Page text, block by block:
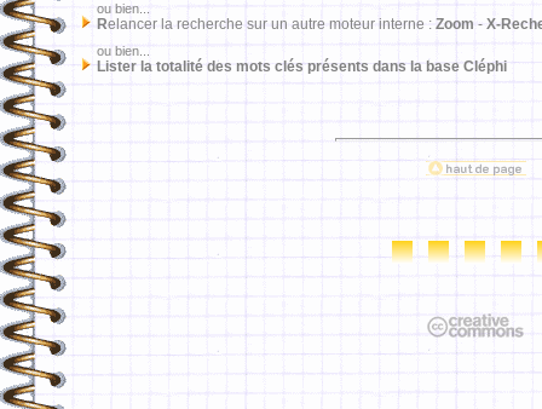
ou bien...
Relancer la recherche sur un autre moteur interne : Zoom - X-
ou bien...
Lister la totalité des mots clés présents dans la base Cléphi